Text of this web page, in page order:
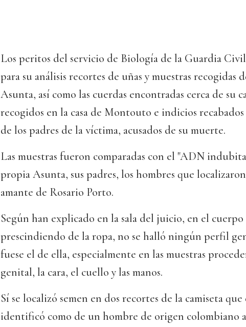
Los peritos del servicio de Biología de la Guardia
para su análisis recortes de uñas y muestras recogidas
Asunta, así como las cuerdas encontradas cerca de su
recogidos en la casa de Montouto e indicios recabados
de los padres de la víctima, acusados de su muerte.
Las muestras fueron comparadas con el "ADN
propia Asunta, sus padres, los hombres que
amante de Rosario Porto.
Según han explicado en la sala del juicio, en el
prescindiendo de la ropa, no se halló ningún perfil
fuese el de ella, especialmente en las muestras
genital, la cara, el cuello y las manos.
Sí se localizó semen en dos recortes de la camiseta
identificó como de un hombre de origen colombiano